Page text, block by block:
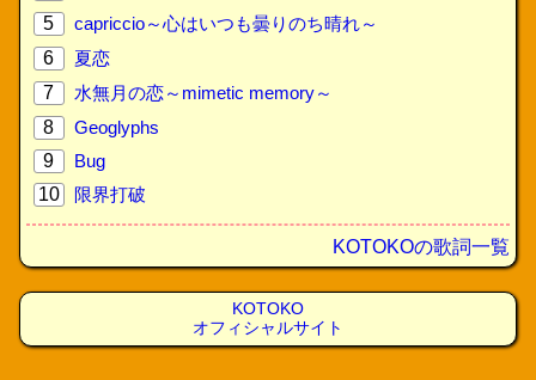
5
capriccio～心はいつも曇りのち晴れ～
6
夏恋
7
水無月の恋～mimetic memory～
8
Geoglyphs
9
Bug
10
限界打破
KOTOKOの歌詞一覧
KOTOKO
オフィシャルサイト